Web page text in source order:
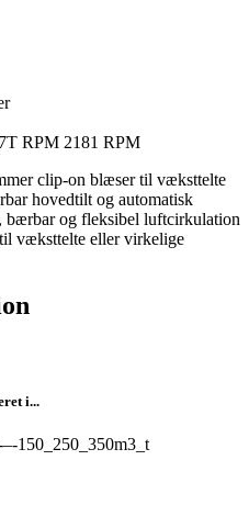
RPM 2181 RPM
clip-on blæser til væksttelte
hovedtilt og automatisk
og fleksibel luftcirkulation
væksttelte eller virkelige
i...